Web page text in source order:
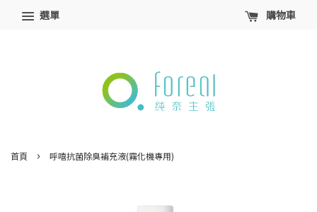
選單 購物車
首頁 › 呼嘻抗菌除臭補充液(霧化機專用)